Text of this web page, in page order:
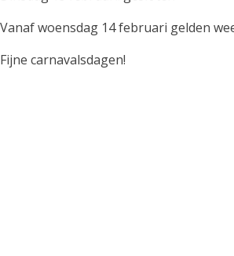
Vanaf woensdag 14 februari gelden
Fijne carnavalsdagen!